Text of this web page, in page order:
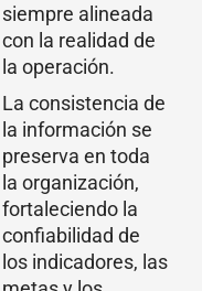
siempre alineada
con la realidad de
la operación.
La consistencia de
la información se
preserva en toda
la organización,
fortaleciendo la
confiabilidad de
los indicadores, las